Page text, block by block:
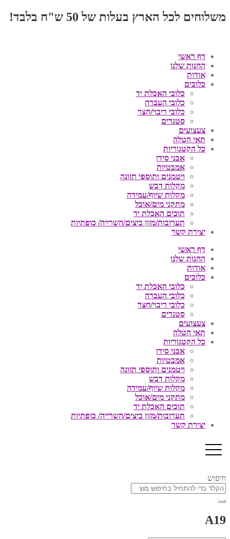
משלוחים לכל הארץ בעלות של 50 ש"ח בלבד!
דף ראשי
החנות שלנו
אודות
כלובים
כלובי האכלת יד
כלובי העברה
כלובי ריבוי/חצר
סטנדים
צעצועים
תאי הטלה
כל הקטגוריות
אבני סידן
אמבטיות
ויטמנים ותוספי תזונה
מקלות דבש
מקלות שיוף/עמידה
מתקני מים/אוכל
תוכים האכלת יד
תערובות/מזון ביצים/השרייה/ כופתיות
יצירת קשר
דף ראשי
החנות שלנו
אודות
כלובים
כלובי האכלת יד
כלובי העברה
כלובי ריבוי/חצר
סטנדים
צעצועים
תאי הטלה
כל הקטגוריות
אבני סידן
אמבטיות
ויטמנים ותוספי תזונה
מקלות דבש
מקלות שיוף/עמידה
מתקני מים/אוכל
תוכים האכלת יד
תערובות/מזון ביצים/השרייה/ כופתיות
יצירת קשר
חיפוש
A19